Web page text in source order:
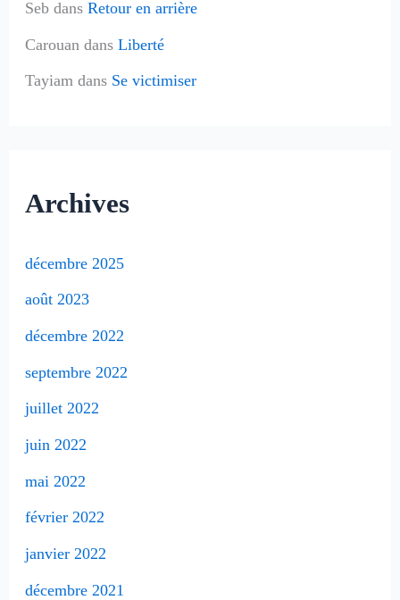
Seb dansRetour en arrière
Carouan dansLiberté
Tayiam dans Se victimiser
Archives
décembre 2025
août 2023
décembre 2022
septembre 2022
juillet 2022
juin 2022
mai 2022
février 2022
janvier 2022
décembre 2021